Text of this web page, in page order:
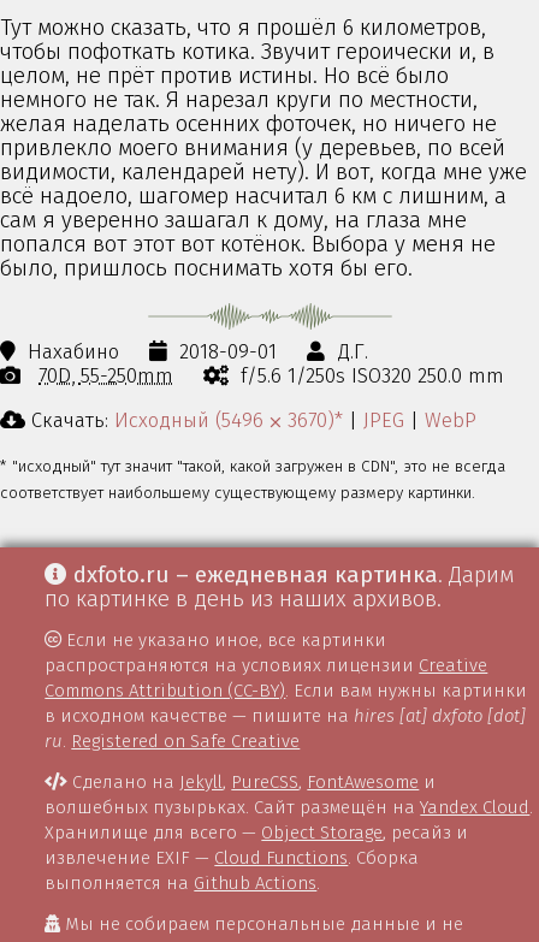
Тут можно сказать, что я прошёл 6 километров,
чтобы пофоткать котика. Звучит героически и, в
целом, не прёт против истины. Но всё было
немного не так. Я нарезал круги по местности,
желая наделать осенних фоточек, но ничего не
привлекло моего внимания (у деревьев, по всей
видимости, календарей нету). И вот, когда мне уже
всё надоело, шагомер насчитал 6 км с лишним, а
сам я уверенно зашагал к дому, на глаза мне
попался вот этот вот котёнок. Выбора у меня не
было, пришлось поснимать хотя бы его.
Нахабино 2018-09-01
Д.Г.
70D 55-250mm
f/5.6 1/250s ISO320 250.0 mm
Скачать: Исходный (5496 ⨉ 3670)* | JPEG | WebP
* "исходный" тут значит "такой, какой загружен в CDN", это не всегда
соответствует наибольшему существующему размеру картинки.
dxfoto.ru – ежедневная картинка. Дарим
по картинке в день из наших архивов.
Если не указано иное, все картинки
распространяются на условиях лицензии Creative
Commons Attribution (CC-BY). Если вам нужны картинки
в исходном качестве — пишите на hires [at] dxfoto [dot]
ru. Registered on Safe Creative
Сделано на Jekyll, PureCSS, FontAwesome и
волшебных пузырьках. Сайт размещён наYandex Cloud.
Хранилище для всего — Object Storage, ресайз и
извлечение EXIF — Cloud Functions. Сборка
выполняется на Github Actions.
Мы не собираем персональные данные и не